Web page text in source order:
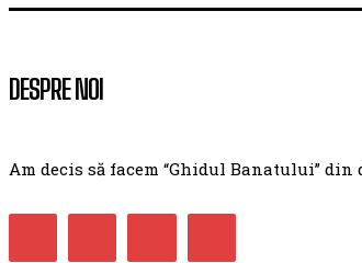
DESPRE NOI
Am decis să facem “Ghidul Banatului”